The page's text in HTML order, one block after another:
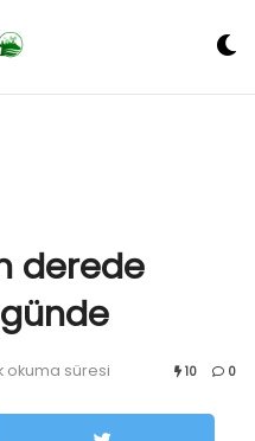
derede
okuma süresi 10 0